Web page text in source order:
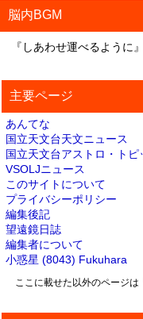
脳内BGM
『しあわせ運べるように』
主要ページ
あんてな
国立天文台天文ニュース
国立天文台アストロ・トピ
VSOLJニュース
このサイトについて
プライバシーポリシー
編集後記
望遠鏡日誌
編集者について
小惑星 (8043) Fukuhara
ここに載せた以外のページは